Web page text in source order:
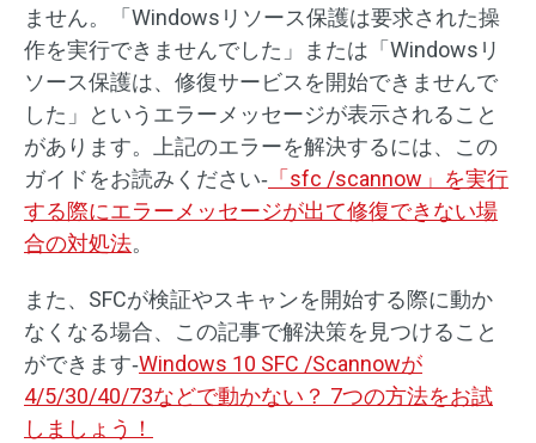
ません。「Windowsリソース保護は要求された操
作を実行できませんでした」または「Windowsリ
ソース保護は、修復サービスを開始できませんで
した」というエラーメッセージが表示されること
があります。上記のエラーを解決するには、この
ガイドをお読みください‐ 「sfc /scannow」を実行
する際にエラーメッセージが出て修復できない場
合の対処法。
また、SFCが検証やスキャンを開始する際に動か
なくなる場合、この記事で解決策を見つけること
ができます‐Windows 10 SFC /Scannowが
4/5/30/40/73などで動かない？ 7つの方法をお試
しましょう！